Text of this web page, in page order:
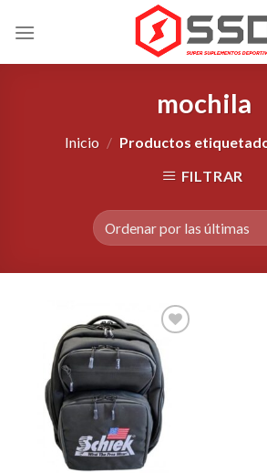
mochila
Inicio / Productos
FILTRAR
Agregar
a la
Lista de
deseos